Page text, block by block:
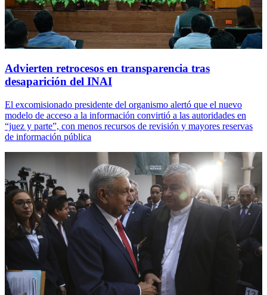
Advierten retrocesos en transparencia tras
desaparición del INAI
El excomisionado presidente del organismo alertó que el nuevo
modelo de acceso a la información convirtió a las autoridades en
“juez y parte”, con menos recursos de revisión y mayores reservas
de información pública